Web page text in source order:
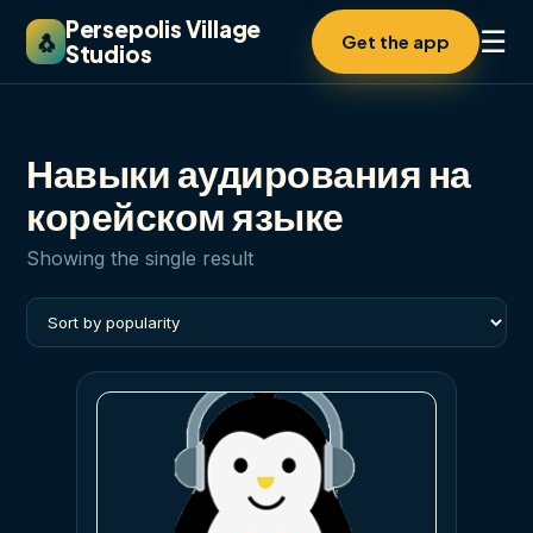
🐧 Persepolis Village
Studios
Get the app ☰
Навыки аудирования на
корейском языке
Showing the single result